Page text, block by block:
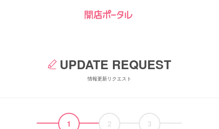
UPDATE REQUEST
情報更新リクエスト
1 2 3